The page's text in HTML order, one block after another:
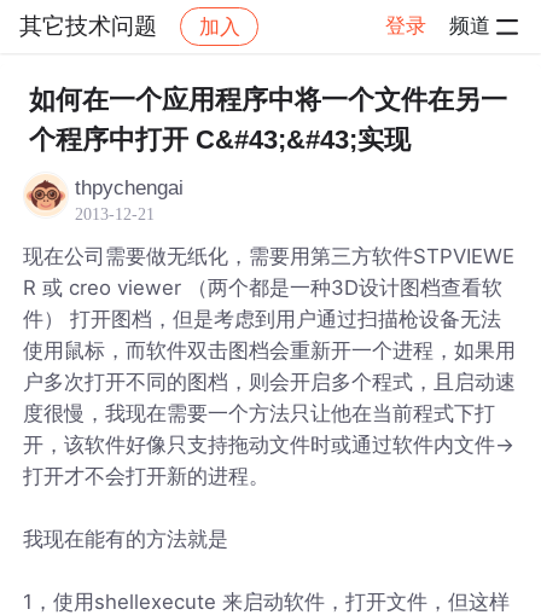
其它技术问题 加入 登录 频道
社区 其它技术问题 帖子详情
如何在一个应用程序中将一个文件在另一
个程序中打开 C&#43;&#43;实现
thpychengai
2013-12-21
现在公司需要做无纸化，需要用第三方软件STPVIEWE
R 或 creo viewer （两个都是一种3D设计图档查看软
件） 打开图档，但是考虑到用户通过扫描枪设备无法
使用鼠标，而软件双击图档会重新开一个进程，如果用
户多次打开不同的图档，则会开启多个程式，且启动速
度很慢，我现在需要一个方法只让他在当前程式下打
开，该软件好像只支持拖动文件时或通过软件内文件->
打开才不会打开新的进程。
我现在能有的方法就是
1，使用shellexecute 来启动软件，打开文件，但这样